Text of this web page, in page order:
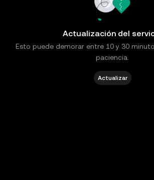
Actualización del
Esto puede demorar entre 10 y 30
paciencia.
Actualizar